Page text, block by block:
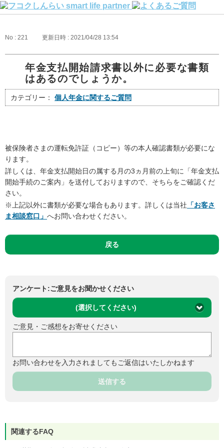
No : 221 更新日時 : 2021/04/28 13:54
年金支払開始請求書以外に必要な書類
はあるのでしょうか。
カテゴリー： 個人年金に関するご質問
被保険者さまの運転免許証（コピー）等の本人確認書類が必要にな
ります。
詳しくは、年金支払開始日の属する月の3ヵ月前の上旬に「年金支払
開始手続のご案内」を送付しておりますので、そちらをご確認くだ
さい。
※上記以外に書類が必要な場合もあります。詳しくは当社 「お客さ
ま相談窓口」 へお問い合わせください。
戻る
アンケート:ご意見をお聞かせください
(選択してください)
ご意見・ご感想をお寄せください
お問い合わせを入力されましてもご返信はいたしかねます
送信する
関連するFAQ